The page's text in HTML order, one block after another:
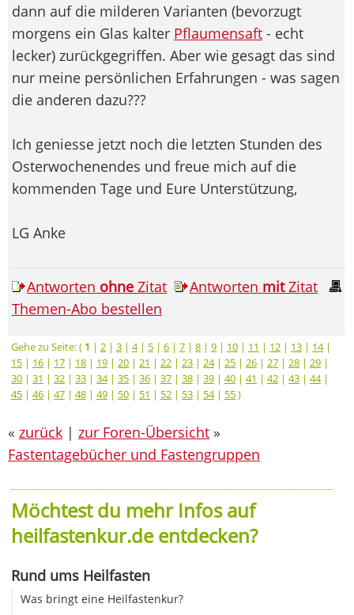
dann auf die milderen Varianten (bevorzugt
morgens ein Glas kalter Pflaumensaft - echt
lecker) zurückgegriffen. Aber wie gesagt das sind
nur meine persönlichen Erfahrungen - was sagen
die anderen dazu???
Ich geniesse jetzt noch die letzten Stunden des
Osterwochenendes und freue mich auf die
kommenden Tage und Eure Unterstützung,
LG Anke
Antworten ohne Zitat Antworten mitZitat
Themen-Abo bestellen
Gehe zu Seite: ( 1 | 2 | 3 | 4| 5 | 6 | 7 | 8 | 9 | 10 | 11 | 12 | 13 | 14|
15 | 16 | 17 | 18 | 19 | 20 | 21 | 22 | 23 | 24| 25 | 26 | 27 | 28 | 29 |
30 | 31 | 32 | 33 | 34| 35 | 36 | 37 | 38 | 39 | 40 | 41 | 42 | 43 | 44|
45 | 46 | 47 | 48 | 49 | 50 | 51 | 52 | 53 | 54| 55)
« zurück | zur Foren-Übersicht »
Fastentagebücher und Fastengruppen
Möchtest du mehr Infos auf
heilfastenkur.de entdecken?
Rund ums Heilfasten
Was bringt eine Heilfastenkur?